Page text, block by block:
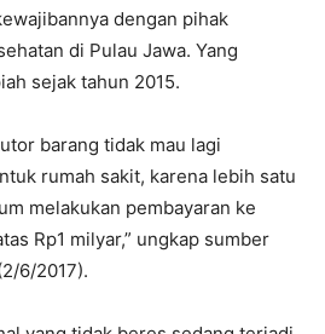
dengan pihak
di Pulau Jawa. Yang
sejak tahun 2015.
barang tidak mau lagi
rumah sakit, karena lebih satu
melakukan pembayaran ke
Rp1 milyar,” ungkap sumber
6/2017).